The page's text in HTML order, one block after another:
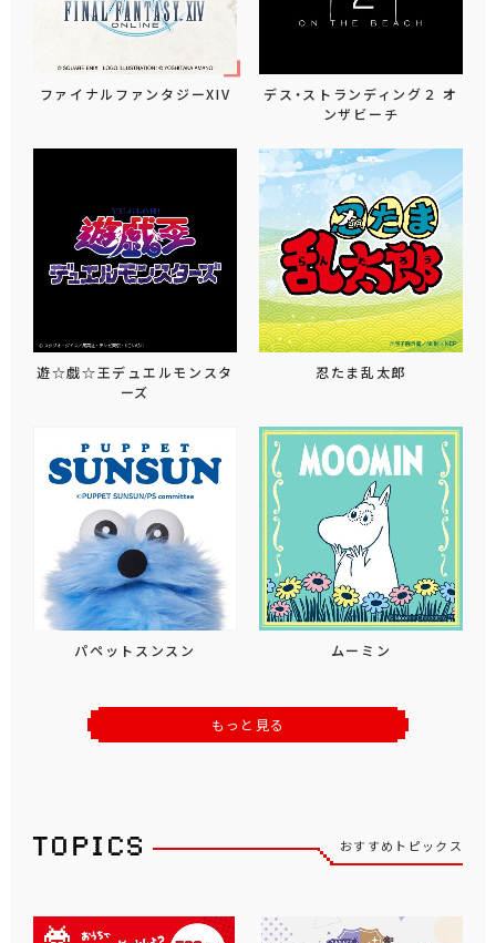
ファイナルファンタジーXIV
デス・ストランディング２ オ
ンザビーチ
遊☆戯☆王デュエルモンスタ
ーズ
忍たま乱太郎
パペットスンスン ムーミン
もっと見る
おすすめトピックス